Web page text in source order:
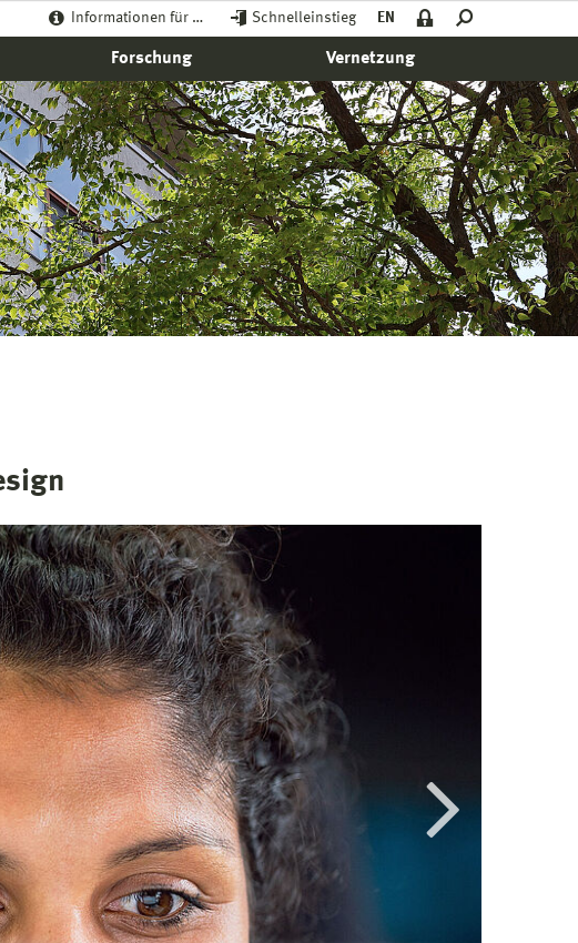
Informationen für … Schnelleinstieg EN
Forschung Vernetzung